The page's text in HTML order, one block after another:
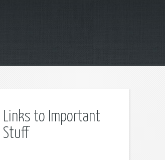
Links to Important
Stuff